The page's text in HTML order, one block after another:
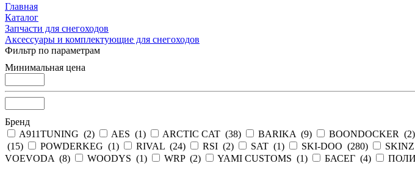
Главная
Каталог
Запчасти для снегоходов
Аксессуары и комплектующие для снегоходов
Фильтр по параметрам
Минимальная цена
Бренд
A911TUNING (2) AES (1) ARCTIC CAT (38) BARIKA (9) BOONDOCKER (2)
(15) POWDERKEG (1) RIVAL (24) RSI (2) SAT (1) SKI-DOO (280)
VOEVODA (8) WOODYS (1) WRP (2) YAMI CUSTOMS (1) БАСЕГ (4)